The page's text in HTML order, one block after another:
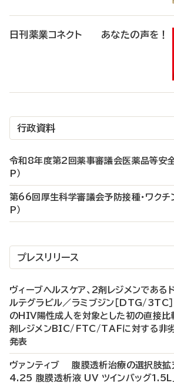
日刊薬業コネクト あなたの声を！
行政資料
令和8年度第2回薬事審議会医薬品等安
P）
第66回厚生科学審議会予防接種・ワクチ
P）
プレスリリース
ヴィーブヘルスケア、2剤レジメンである
ルテグラビル／ラミブジン［DTG/3TC］
のHIV陽性成人を対象とした初の直接比
剤レジメンBIC/FTC/TAFに対する非劣
発表
ヴァンティブ 腹膜透析治療の選択肢拡
4.25 腹膜透析液 UV ツインバッグ1.5L